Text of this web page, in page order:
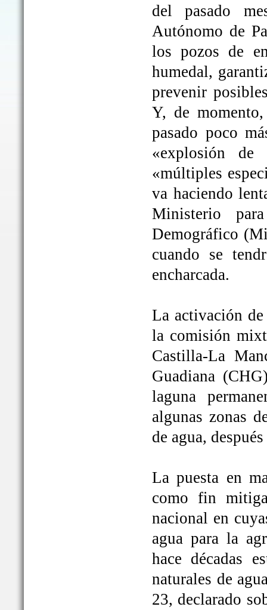
del pasado
Autónomo de
los pozos de
humedal,
prevenir
Y, de
pasado poco
«explosión
«múltiples
va haciendo
Ministerio
Demográfico
cuando se
encharcada.
La activación
la comisión
Castilla-La
Guadiana
laguna
algunas zonas
de agua,
La puesta en
como fin
nacional en
agua para la
hace décadas
naturales de
23, declarado